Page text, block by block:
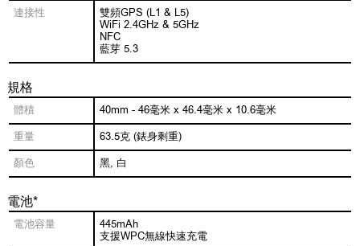
連接性
雙頻GPS (L1 & L5)
WiFi 2.4GHz & 5GHz
NFC
藍芽 5.3
規格
體積 40mm - 46毫米 x 46.4毫米 x 10.6毫米
重量 63.5克 (錶身剩重)
顏色 黑, 白
電池*
電池容量
445mAh
支援WPC無線快速充電